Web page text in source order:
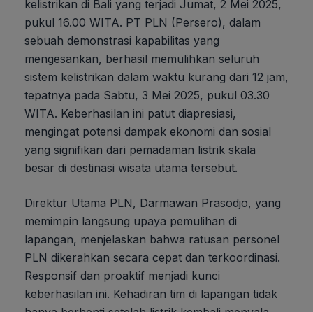
kelistrikan di Bali yang terjadi Jumat, 2 Mei 2025,
pukul 16.00 WITA. PT PLN (Persero), dalam
sebuah demonstrasi kapabilitas yang
mengesankan, berhasil memulihkan seluruh
sistem kelistrikan dalam waktu kurang dari 12 jam,
tepatnya pada Sabtu, 3 Mei 2025, pukul 03.30
WITA. Keberhasilan ini patut diapresiasi,
mengingat potensi dampak ekonomi dan sosial
yang signifikan dari pemadaman listrik skala
besar di destinasi wisata utama tersebut.
Direktur Utama PLN, Darmawan Prasodjo, yang
memimpin langsung upaya pemulihan di
lapangan, menjelaskan bahwa ratusan personel
PLN dikerahkan secara cepat dan terkoordinasi.
Responsif dan proaktif menjadi kunci
keberhasilan ini. Kehadiran tim di lapangan tidak